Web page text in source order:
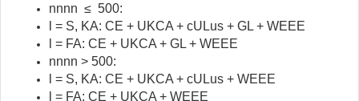
nnnn ≤ 500:
l = S, KA: CE + UKCA + cULus + GL + WEEE
l = FA: CE + UKCA + GL + WEEE
nnnn > 500:
l = S, KA: CE + UKCA + cULus + WEEE
l = FA: CE + UKCA + WEEE